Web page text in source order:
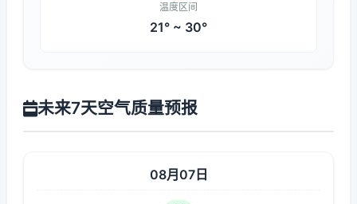
温度区间
21° ~ 30°
未来7天空气质量预报
08月07日